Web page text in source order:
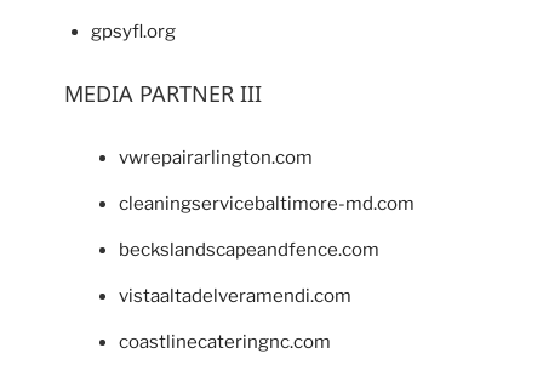
gpsyfl.org
MEDIA PARTNER III
vwrepairarlington.com
cleaningservicebaltimore-md.com
beckslandscapeandfence.com
vistaaltadelveramendi.com
coastlinecateringnc.com